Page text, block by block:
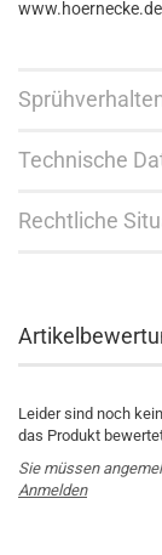
www.hoernecke.de
Technische
Rechtliche
Leider sind noch
das Produkt
Sie müssen
Anmelden